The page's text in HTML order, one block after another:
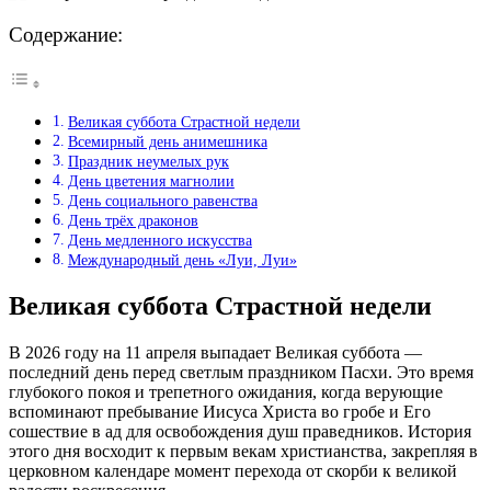
Содержание:
Великая суббота Страстной недели
Всемирный день анимешника
Праздник неумелых рук
День цветения магнолии
День социального равенства
День трёх драконов
День медленного искусства
Международный день «Луи, Луи»
Великая суббота Страстной недели
В 2026 году на 11 апреля выпадает Великая суббота —
последний день перед светлым праздником Пасхи. Это время
глубокого покоя и трепетного ожидания, когда верующие
вспоминают пребывание Иисуса Христа во гробе и Его
сошествие в ад для освобождения душ праведников. История
этого дня восходит к первым векам христианства, закрепляя в
церковном календаре момент перехода от скорби к великой